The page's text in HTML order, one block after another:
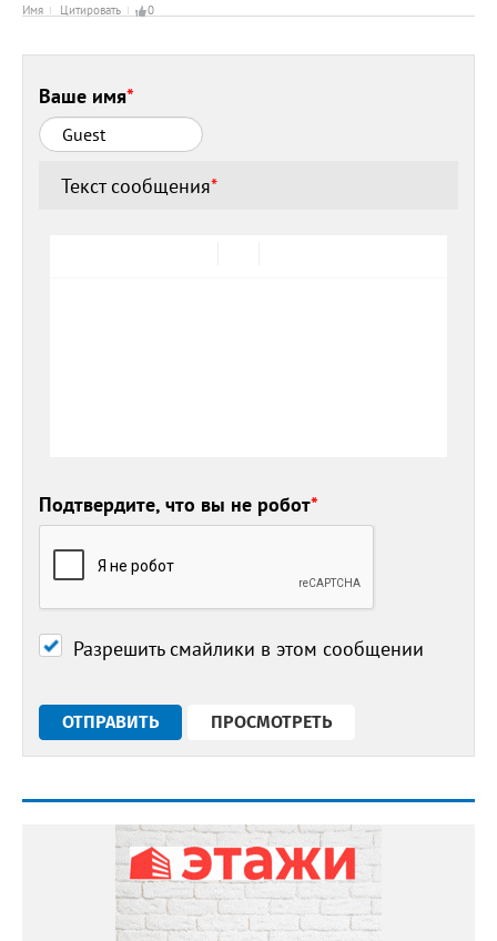
Имя Цитировать 0
Ваше имя*
Текст сообщения*
Подтвердите, что вы не робот*
Разрешить смайлики в этом сообщении